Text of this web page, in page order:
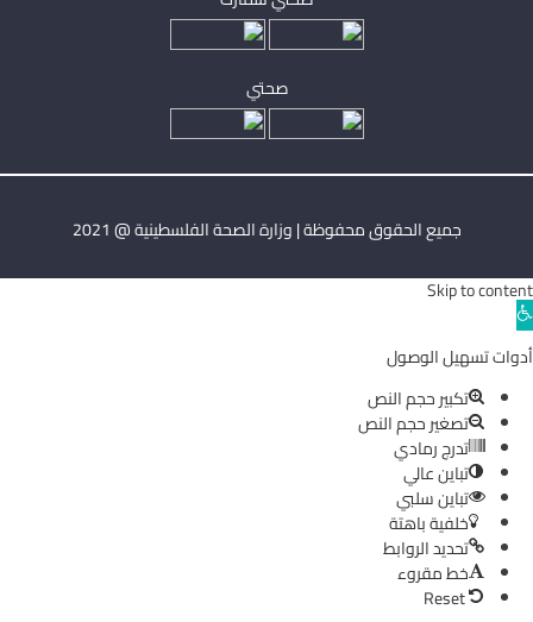
صحتي
جميع الحقوق محفوظة | وزارة الصحة الفلسطينية @ 2021
Skip to content
Open
toolbar
أدوات تسهيل الوصول
تكبير حجم النص
تصغير حجم النص
تدرج رمادي
تباين عالي
تباين سلبي
خلفية باهتة
تحديد الروابط
خط مقروء
Reset